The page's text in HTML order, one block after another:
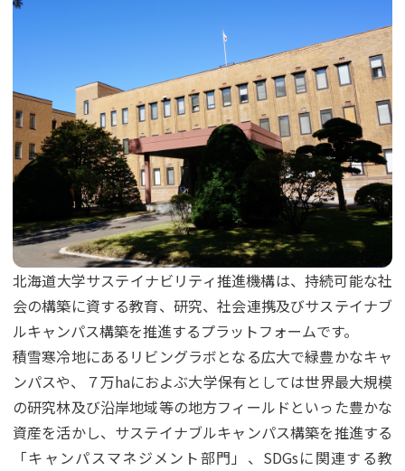
北海道大学サステイナビリティ推進機構は、持続可能な社
会の構築に資する教育、研究、社会連携及びサステイナブ
ルキャンパス構築を推進するプラットフォームです。
積雪寒冷地にあるリビングラボとなる広大で緑豊かなキャ
ンパスや、７万haにおよぶ大学保有としては世界最大規模
の研究林及び沿岸地域等の地方フィールドといった豊かな
資産を活かし、サステイナブルキャンパス構築を推進する
「キャンパスマネジメント部門」、SDGsに関連する教